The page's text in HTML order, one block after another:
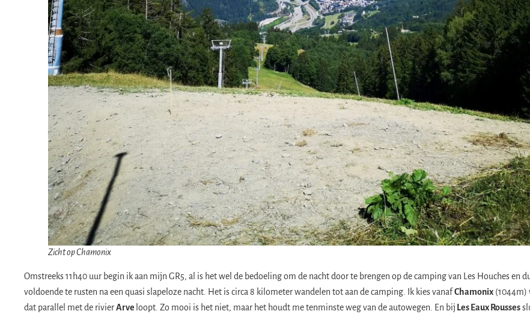
Zicht op Chamonix
Omstreeks 11h40 uur begin ik aan mijn GR5, al is het wel de bedoeling om de nacht door te brengen op de camping van Les Houches en
voldoende te rusten na een quasi slapeloze nacht. Het is circa 8 kilometer wandelen tot aan de camping. Ik kies vanafChamonix (1044m)
dat parallel met de rivierArve loopt. Zo mooi is het niet, maar het houdt me tenminste weg van de autowegen. En bij Les Eaux Rousses